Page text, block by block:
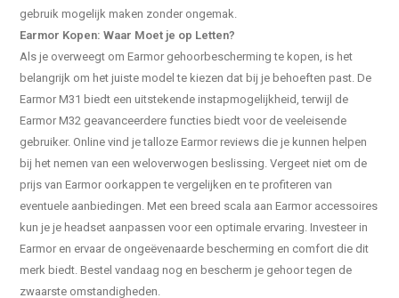
gebruik mogelijk maken zonder ongemak.
Earmor Kopen: Waar Moet je op Letten?
Als je overweegt om Earmor gehoorbescherming te kopen, is het
belangrijk om het juiste model te kiezen dat bij je behoeften past. De
Earmor M31 biedt een uitstekende instapmogelijkheid, terwijl de
Earmor M32 geavanceerdere functies biedt voor de veeleisende
gebruiker. Online vind je talloze Earmor reviews die je kunnen helpen
bij het nemen van een weloverwogen beslissing. Vergeet niet om de
prijs van Earmor oorkappen te vergelijken en te profiteren van
eventuele aanbiedingen. Met een breed scala aan Earmor accessoires
kun je je headset aanpassen voor een optimale ervaring. Investeer in
Earmor en ervaar de ongeëvenaarde bescherming en comfort die dit
merk biedt. Bestel vandaag nog en bescherm je gehoor tegen de
zwaarste omstandigheden.